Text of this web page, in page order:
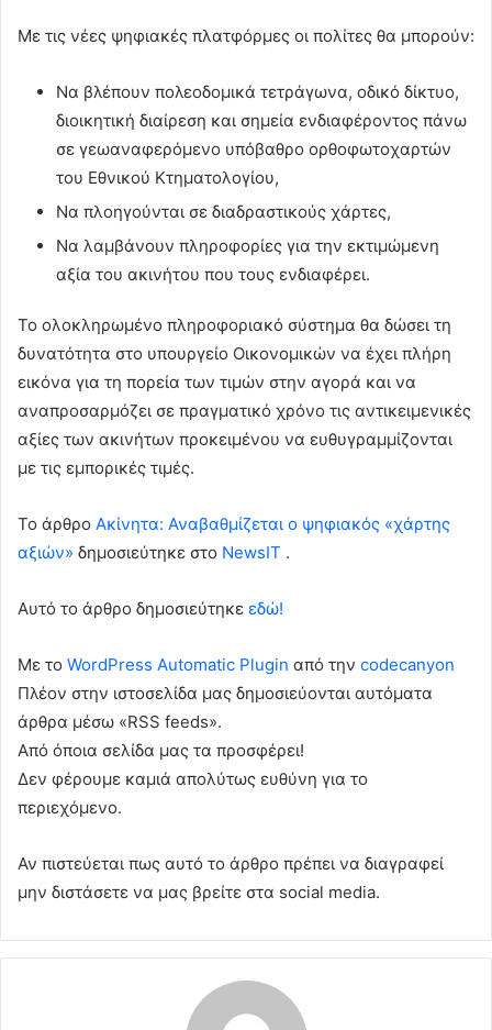
Με τις νέες ψηφιακές πλατφόρμες οι πολίτες θα μπορούν:
Να βλέπουν πολεοδομικά τετράγωνα, οδικό δίκτυο,
διοικητική διαίρεση και σημεία ενδιαφέροντος πάνω
σε γεωαναφερόμενο υπόβαθρο ορθοφωτοχαρτών
του Εθνικού Κτηματολογίου,
Να πλοηγούνται σε διαδραστικούς χάρτες,
Να λαμβάνουν πληροφορίες για την εκτιμώμενη
αξία του ακινήτου που τους ενδιαφέρει.
Το ολοκληρωμένο πληροφοριακό σύστημα θα δώσει τη
δυνατότητα στο υπουργείο Οικονομικών να έχει πλήρη
εικόνα για τη πορεία των τιμών στην αγορά και να
αναπροσαρμόζει σε πραγματικό χρόνο τις αντικειμενικές
αξίες των ακινήτων προκειμένου να ευθυγραμμίζονται
με τις εμπορικές τιμές.
To άρθρο Ακίνητα: Αναβαθμίζεται ο ψηφιακός «χάρτης
αξιών» δημοσιεύτηκε στο NewsIT .
Αυτό το άρθρο δημοσιεύτηκε εδώ!
Με το WordPress Automatic Plugin από την codecanyon
Πλέον στην ιστοσελίδα μας δημοσιεύονται αυτόματα
άρθρα μέσω «RSS feeds».
Από όποια σελίδα μας τα προσφέρει!
Δεν φέρουμε καμιά απολύτως ευθύνη για το
περιεχόμενο.
Αν πιστεύεται πως αυτό το άρθρο πρέπει να διαγραφεί
μην διστάσετε να μας βρείτε στα social media.